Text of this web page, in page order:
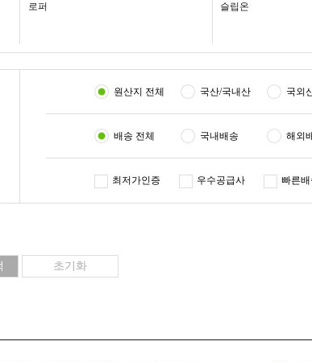
로퍼 슬립온
원산지 전체 국산/국내산 국외
배송 전체 국내배송 해외
최저가인증 우수공급사 빠른배